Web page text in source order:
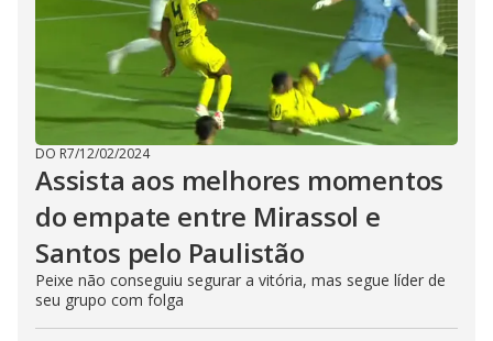
DO R7/12/02/2024
Assista aos melhores momentos
do empate entre Mirassol e
Santos pelo Paulistão
Peixe não conseguiu segurar a vitória, mas segue líder de
seu grupo com folga